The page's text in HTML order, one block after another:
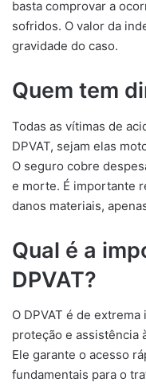
basta comprovar a
sofridos. O valor da
gravidade do caso.
Quem tem
Todas as vítimas de
DPVAT, sejam elas
O seguro cobre
e morte. É importante
danos materiais,
Qual é a
DPVAT?
O DPVAT é de
proteção e assistência
Ele garante o acesso
fundamentais para o